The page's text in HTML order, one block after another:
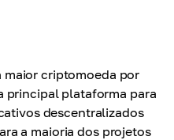
maior criptomoeda por
principal plataforma para
descentralizados
a maioria dos projetos